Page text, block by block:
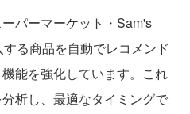
パーマーケット・Sam's
る商品を自動でレコメンド
能を強化しています。これ
析し、最適なタイミングで